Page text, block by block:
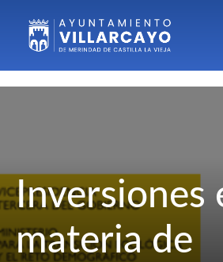
Inversiones
materia de